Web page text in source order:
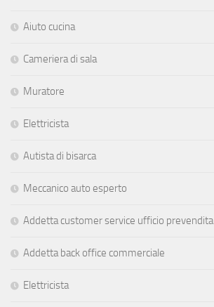
Aiuto cucina
Cameriera di sala
Muratore
Elettricista
Autista di bisarca
Meccanico auto esperto
Addetta customer service ufficio prevendita
Addetta back office commerciale
Elettricista